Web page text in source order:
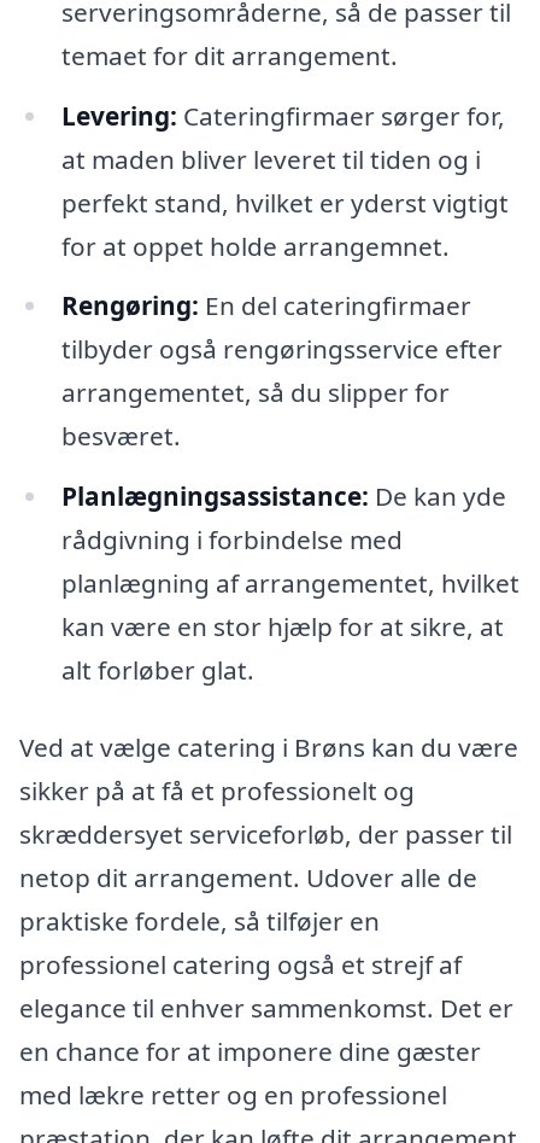
serveringsområderne, så de passer til
temaet for dit arrangement.
Levering: Cateringfirmaer sørger for,
at maden bliver leveret til tiden og i
perfekt stand, hvilket er yderst vigtigt
for at oppet holde arrangemnet.
Rengøring: En del cateringfirmaer
tilbyder også rengøringsservice efter
arrangementet, så du slipper for
besværet.
Planlægningsassistance: De kan yde
rådgivning i forbindelse med
planlægning af arrangementet, hvilket
kan være en stor hjælp for at sikre, at
alt forløber glat.
Ved at vælge catering i Brøns kan du være
sikker på at få et professionelt og
skræddersyet serviceforløb, der passer til
netop dit arrangement. Udover alle de
praktiske fordele, så tilføjer en
professionel catering også et strejf af
elegance til enhver sammenkomst. Det er
en chance for at imponere dine gæster
med lækre retter og en professionel